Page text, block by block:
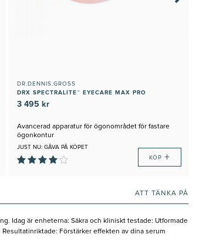
DR.DENNIS.GROSS
DRX SPECTRALITE™ EYECARE MAX PRO
3 495 kr
Avancerad apparatur för ögonområdet för fastare
ögonkontur
JUST NU: GÅVA PÅ KÖPET
KÖP +
ATT TÄNKA PÅ
Idag är enheterna: Säkra och kliniskt testade: Utformade
Förstärker effekten av dina serum